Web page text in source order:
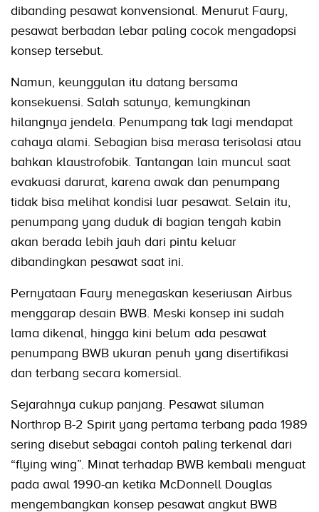
dibanding pesawat konvensional. Menurut Faury,
pesawat berbadan lebar paling cocok mengadopsi
konsep tersebut.
Namun, keunggulan itu datang bersama
konsekuensi. Salah satunya, kemungkinan
hilangnya jendela. Penumpang tak lagi mendapat
cahaya alami. Sebagian bisa merasa terisolasi atau
bahkan klaustrofobik. Tantangan lain muncul saat
evakuasi darurat, karena awak dan penumpang
tidak bisa melihat kondisi luar pesawat. Selain itu,
penumpang yang duduk di bagian tengah kabin
akan berada lebih jauh dari pintu keluar
dibandingkan pesawat saat ini.
Pernyataan Faury menegaskan keseriusan Airbus
menggarap desain BWB. Meski konsep ini sudah
lama dikenal, hingga kini belum ada pesawat
penumpang BWB ukuran penuh yang disertifikasi
dan terbang secara komersial.
Sejarahnya cukup panjang. Pesawat siluman
Northrop B-2 Spirit yang pertama terbang pada 1989
sering disebut sebagai contoh paling terkenal dari
“flying wing”. Minat terhadap BWB kembali menguat
pada awal 1990-an ketika McDonnell Douglas
mengembangkan konsep pesawat angkut BWB